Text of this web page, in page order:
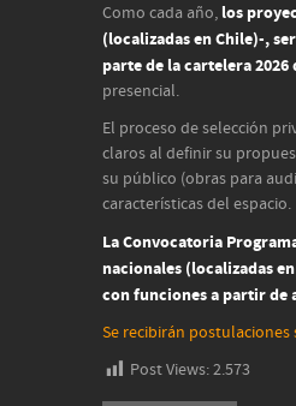
Como cada año, los
(localizadas en Chile)-,
parte de la cartelera
presencial.
El proceso de selección
claros al definir su
su público (obras para
características del espacio.
La Convocatoria
nacionales (localizadas
con funciones a partir de
Se recibirán postulaciones
Post Views:2.573